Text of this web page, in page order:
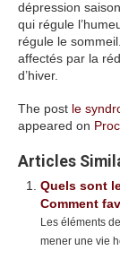
dépression
qui régule
régule le
affectés par la
d’hiver.
The post le
appeared on
Articles
Quels sont
Comment
Les éléments
mener une vie